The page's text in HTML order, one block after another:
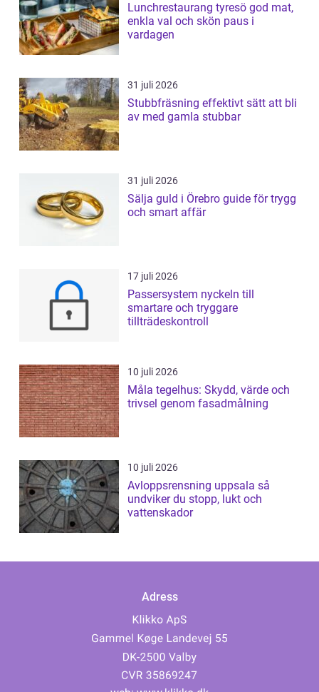
Lunchrestaurang tyresö god mat,
enkla val och skön paus i
vardagen
31 juli 2026
Stubbfräsning effektivt sätt att bli
av med gamla stubbar
31 juli 2026
Sälja guld i Örebro guide för trygg
och smart affär
17 juli 2026
Passersystem nyckeln till
smartare och tryggare
tillträdeskontroll
10 juli 2026
Måla tegelhus: Skydd, värde och
trivsel genom fasadmålning
10 juli 2026
Avloppsrensning uppsala så
undviker du stopp, lukt och
vattenskador
Adress